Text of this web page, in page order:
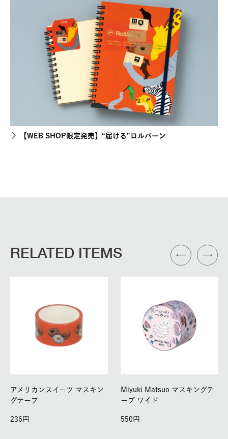
【WEB SHOP限定発売】“届ける”ロルバーン
RELATED ITEMS
アメリカンスイーツ マスキン
グテープ
236
Miyuki Matsuo マスキングテ
ープ ワイド
550